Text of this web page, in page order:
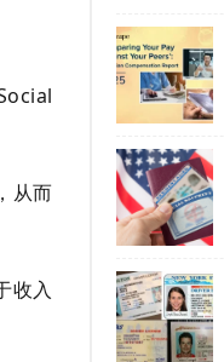
从而
收入